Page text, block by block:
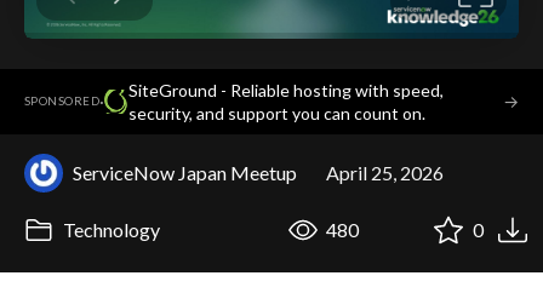
SPONSORED·
SiteGround - Reliable hosting with speed,
security, and support you can count on.
→
ServiceNow Japan Meetup April 25, 2026
Technology 480 0